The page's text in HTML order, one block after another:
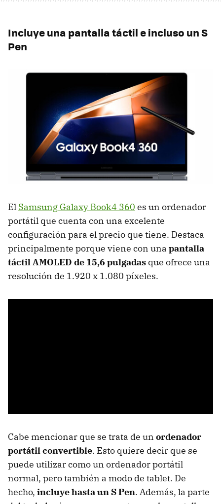
Incluye una pantalla táctil e incluso un S
Pen
El Samsung Galaxy Book4 360 es un ordenador
portátil que cuenta con una excelente
configuración para el precio que tiene. Destaca
principalmente porque viene con una pantalla
táctil AMOLED de 15,6 pulgadas que ofrece una
resolución de 1.920 x 1.080 píxeles.
Cabe mencionar que se trata de un ordenador
portátil convertible. Esto quiere decir que se
puede utilizar como un ordenador portátil
normal, pero también a modo de tablet. De
hecho, incluye hasta un S Pen. Además, la parte